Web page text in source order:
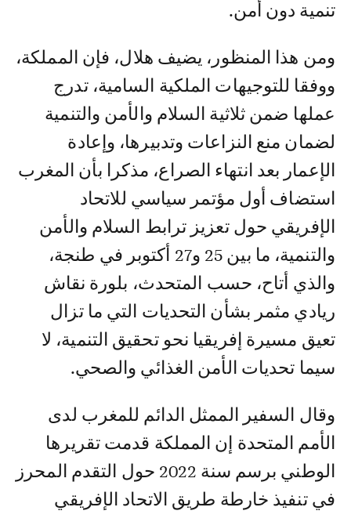
تنمية دون أمن.
ومن هذا المنظور، يضيف هلال، فإن المملكة،
ووفقا للتوجيهات الملكية السامية، تدرج
عملها ضمن ثلاثية السلام والأمن والتنمية
لضمان منع النزاعات وتدبيرها، وإعادة
الإعمار بعد انتهاء الصراع، مذكرا بأن المغرب
استضاف أول مؤتمر سياسي للاتحاد
الإفريقي حول تعزيز ترابط السلام والأمن
والتنمية، ما بين 25 و27 أكتوبر في طنجة،
والذي أتاح، حسب المتحدث، بلورة نقاش
ريادي مثمر بشأن التحديات التي ما تزال
تعيق مسيرة إفريقيا نحو تحقيق التنمية، لا
سيما تحديات الأمن الغذائي والصحي.
وقال السفير الممثل الدائم للمغرب لدى
الأمم المتحدة إن المملكة قدمت تقريرها
الوطني برسم سنة 2022 حول التقدم المحرز
في تنفيذ خارطة طريق الاتحاد الإفريقي